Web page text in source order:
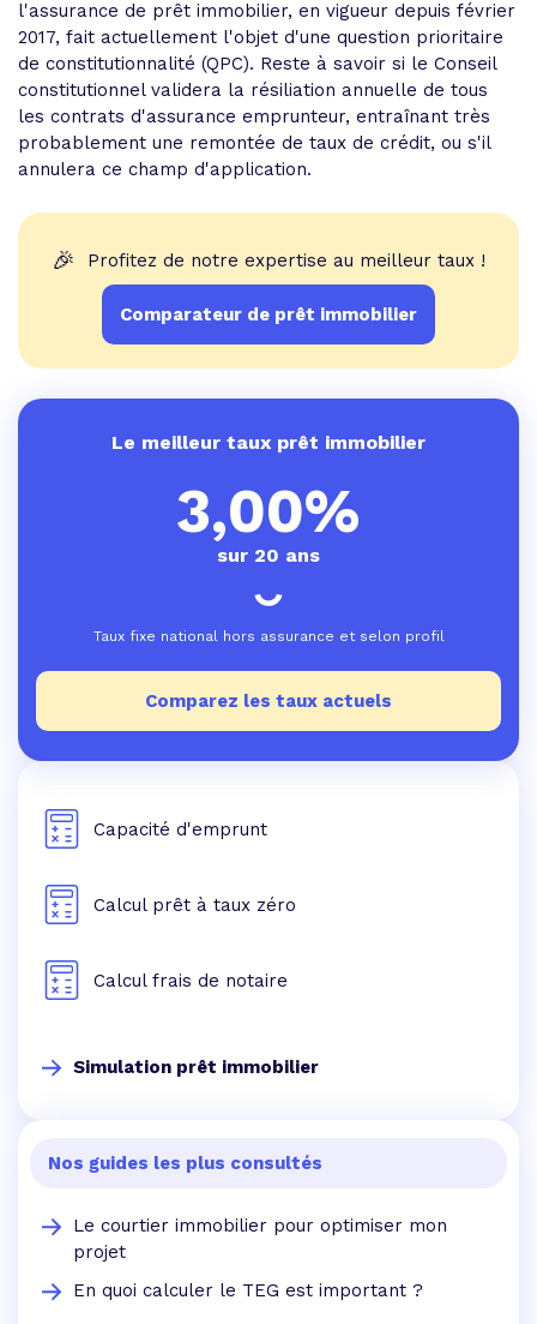
l'assurance de prêt immobilier, en vigueur depuis février
2017, fait actuellement l'objet d'une question prioritaire
de constitutionnalité (QPC). Reste à savoir si le Conseil
constitutionnel validera la résiliation annuelle de tous
les contrats d'assurance emprunteur, entraînant très
probablement une remontée de taux de crédit, ou s'il
annulera ce champ d'application.
🎉 Profitez de notre expertise au meilleur taux !
Comparateur de prêt immobilier
Le meilleur taux prêt immobilier
3,00%
sur 20 ans
Taux fixe national hors assurance et selon profil
Comparez les taux actuels
Capacité d'emprunt
Calcul prêt à taux zéro
Calcul frais de notaire
Simulation prêt immobilier
Nos guides les plus consultés
Le courtier immobilier pour optimiser mon
projet
En quoi calculer le TEG est important ?